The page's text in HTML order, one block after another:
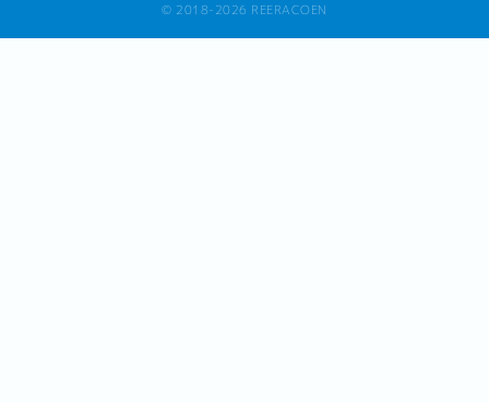
© 2018-2026 REERACOEN